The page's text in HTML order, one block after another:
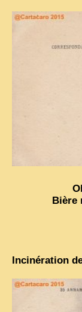
Bière
Incinération